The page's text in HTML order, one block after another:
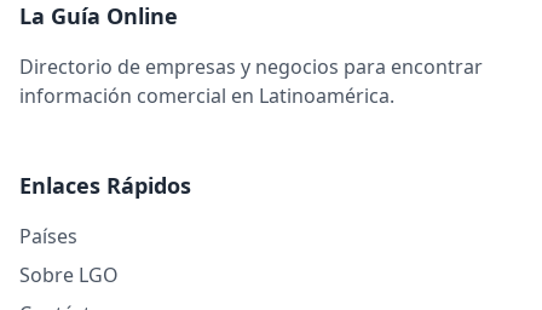
La Guía Online
Directorio de empresas y negocios para encontrar
información comercial en Latinoamérica.
Enlaces Rápidos
Países
Sobre LGO